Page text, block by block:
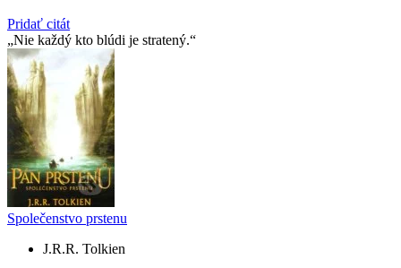
Pridať citát
Nie každý kto blúdi je stratený.
Společenstvo prstenu
J.R.R. Tolkien